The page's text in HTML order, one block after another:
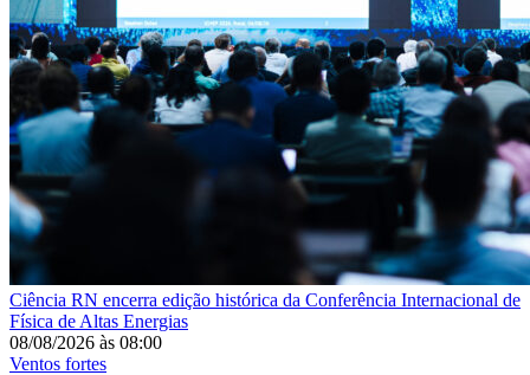
Ciência RN encerra edição histórica da Conferência Internacional de
Física de Altas Energias
08/08/2026 às 08:00
Ventos fortes